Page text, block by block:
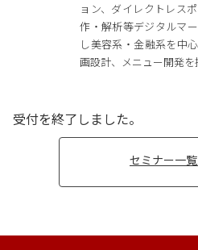
ョン、ダイレクトレス
作・解析等デジタルマ
し美容系・金融系を中
画設計、メニュー開発を
受付を終了しました。
セミナー一